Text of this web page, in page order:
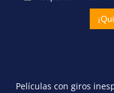
Películas con giros